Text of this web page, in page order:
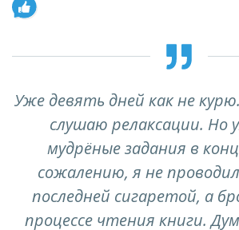
Уже девять дней как не
слушаю релаксации. Но
мудрёные задания в
сожалению, я не
последней сигаретой, а
процессе чтения книги.